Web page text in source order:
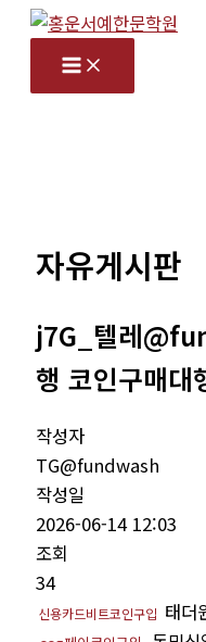
자유게시판
j7G_텔레
행 코인구매대
작성자
TG@fundwash
작성일
2026-06-14 12:03
조회
34
신용카드비트코인구입 태더